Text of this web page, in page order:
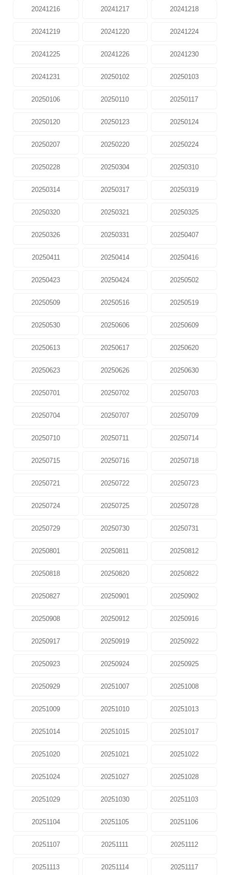
20241216 20241217 20241218
20241219 20241220 20241224
20241225 20241226 20241230
20241231 20250102 20250103
20250106 20250110 20250117
20250120 20250123 20250124
20250207 20250220 20250224
20250228 20250304 20250310
20250314 20250317 20250319
20250320 20250321 20250325
20250326 20250331 20250407
20250411 20250414 20250416
20250423 20250424 20250502
20250509 20250516 20250519
20250530 20250606 20250609
20250613 20250617 20250620
20250623 20250626 20250630
20250701 20250702 20250703
20250704 20250707 20250709
20250710 20250711 20250714
20250715 20250716 20250718
20250721 20250722 20250723
20250724 20250725 20250728
20250729 20250730 20250731
20250801 20250811 20250812
20250818 20250820 20250822
20250827 20250901 20250902
20250908 20250912 20250916
20250917 20250919 20250922
20250923 20250924 20250925
20250929 20251007 20251008
20251009 20251010 20251013
20251014 20251015 20251017
20251020 20251021 20251022
20251024 20251027 20251028
20251029 20251030 20251103
20251104 20251105 20251106
20251107 20251111 20251112
20251113 20251114 20251117